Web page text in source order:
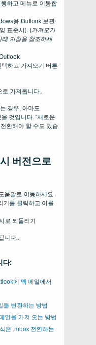
하고 메뉴로 이동합
용 Outlook 보관
표준시). (가져오기
래 지침을 참조하세
하고 가져오기 버튼
로 가져옵니다..
경우, 아마도
것입니다. “새로운
환해야 할 수도 있습
시 버전으로
움말로 이동하세요.
기를 클릭하고 이를
니다..
다:
에 맥 메일에서
을 변환하는 방법
일을 가져 오는 방법
은 .mbox 전환하는